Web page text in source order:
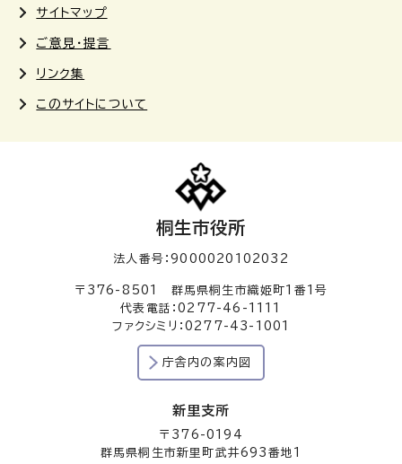
サイトマップ
ご意見・提言
リンク集
このサイトについて
桐生市役所
法人番号：9000020102032
〒376-8501 群馬県桐生市織姫町1番1号
代表電話：0277-46-1111
ファクシミリ：0277-43-1001
庁舎内の案内図
新里支所
〒376-0194
群馬県桐生市新里町武井693番地1